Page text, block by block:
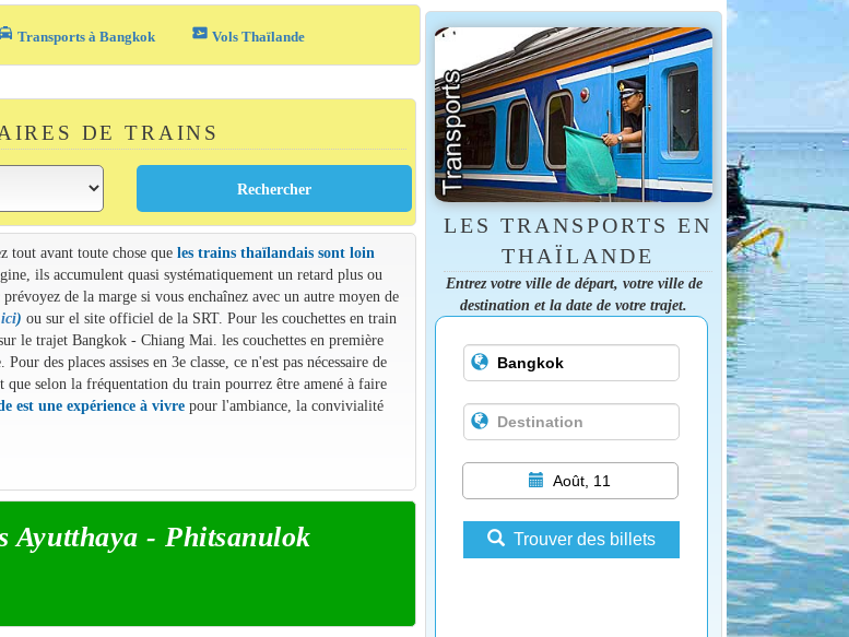
local_taxi Transports à Bangkok airplane_ticket Vols Thaïlande
DE TRAINS
tout avant toute chose que les trains thaïlandais sont loin
ils accumulent quasi systématiquement un retard plus ou
de la marge si vous enchaînez avec un autre moyen de
) ou sur el site officiel de la SRT. Pour les couchettes en train
le trajet Bangkok - Chiang Mai. les couchettes en première
des places assises en 3e classe, ce n'est pas nécessaire de
que selon la fréquentation du train pourrez être amené à faire
est une expérience à vivrepour l'ambiance, la convivialité
Ayutthaya - Phitsanulok
LES TRANSPORTS EN
THAÏLANDE
Entrez votre ville de départ, votre ville de
destination et la date de votre trajet.
Août, 11
Trouver des billets